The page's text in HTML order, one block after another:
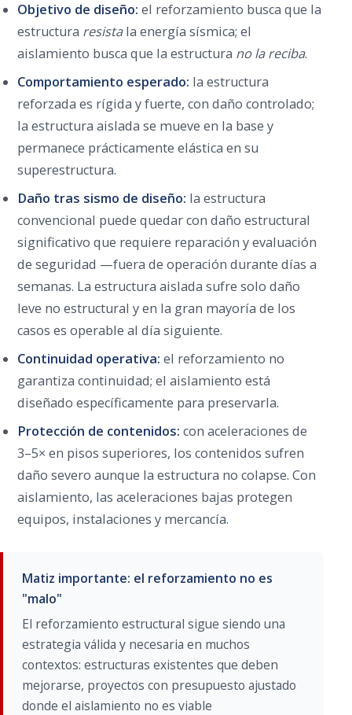
Objetivo de diseño: el reforzamiento busca que la
estructura resistala energía sísmica; el
aislamiento busca que la estructura no la reciba.
Comportamiento esperado: la estructura
reforzada es rígida y fuerte, con daño controlado;
la estructura aislada se mueve en la base y
permanece prácticamente elástica en su
superestructura.
Daño tras sismo de diseño: la estructura
convencional puede quedar con daño estructural
significativo que requiere reparación y evaluación
de seguridad —fuera de operación durante días a
semanas. La estructura aislada sufre solo daño
leve no estructural y en la gran mayoría de los
casos es operable al día siguiente.
Continuidad operativa: el reforzamiento no
garantiza continuidad; el aislamiento está
diseñado específicamente para preservarla.
Protección de contenidos: con aceleraciones de
3–5× en pisos superiores, los contenidos sufren
daño severo aunque la estructura no colapse. Con
aislamiento, las aceleraciones bajas protegen
equipos, instalaciones y mercancía.
Matiz importante: el reforzamiento no es
"malo"
El reforzamiento estructural sigue siendo una
estrategia válida y necesaria en muchos
contextos: estructuras existentes que deben
mejorarse, proyectos con presupuesto ajustado
donde el aislamiento no es viable